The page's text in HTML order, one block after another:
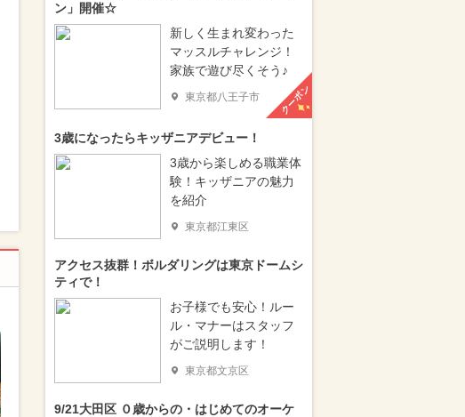
ン」開催☆
新しく生まれ変わった
マッスルチャレンジ！
家族で遊び尽くそう♪
東京都八王子市 クーポン
3歳になったらキッザニアデビュー！
3歳から楽しめる職業体
験！キッザニアの魅力
を紹介
東京都江東区
アクセス抜群！ボルダリングは東京ドームシ
ティで！
お子様でも安心！ルー
ル・マナーはスタッフ
がご説明します！
東京都文京区
9/21大田区 ０歳からの・はじめてのオーケ